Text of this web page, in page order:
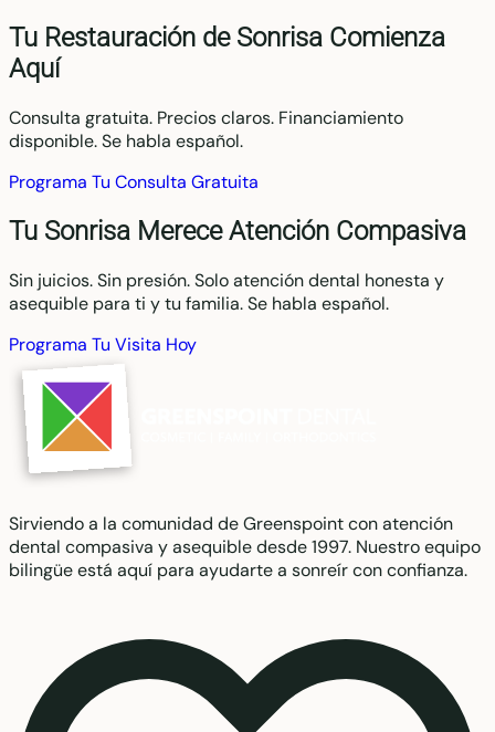
Tu Restauración de Sonrisa Comienza
Aquí
Consulta gratuita. Precios claros. Financiamiento
disponible. Se habla español.
Programa Tu Consulta Gratuita
Tu Sonrisa Merece Atención Compasiva
Sin juicios. Sin presión. Solo atención dental honesta y
asequible para ti y tu familia. Se habla español.
Programa Tu Visita Hoy
Sirviendo a la comunidad de Greenspoint con atención
dental compasiva y asequible desde 1997. Nuestro equipo
bilingüe está aquí para ayudarte a sonreír con confianza.